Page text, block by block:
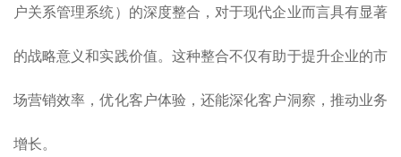
户关系管理系统）的深度整合，对于现代企业而言具有显著
的战略意义和实践价值。这种整合不仅有助于提升企业的市
场营销效率，优化客户体验，还能深化客户洞察，推动业务
增长。